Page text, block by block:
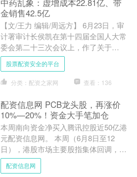
中药乱象：虚增成本22.81亿、带
金销售42.5亿
【文/王力 编辑/周远方】 6月23日，审
计署审计长侯凯在第十四届全国人大常
委会第二十三次会议上，作了关于
2025年度中央预算执行和其他财政收
支的审计工作报告，....
股票配资安全的平台
分类：配资之家网 查看：136
配资信息网 PCB龙头股，再涨价
10%—20%！资金大手笔加仓
本周南向资金净买入腾讯控股近50亿港
元配资信息网。 本周（6月8日至12
日），港股市场主要股指集体回调，恒
生指数跌0.98%，恒生科技指数跌
3.75%，恒生中国....
配资信息网